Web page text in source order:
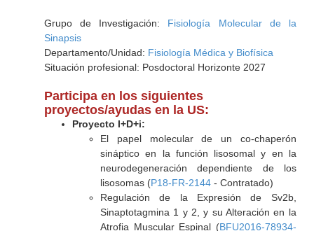
Grupo de Investigación: Fisiología Molecular de la
Sinapsis
Departamento/Unidad: Fisiología Médica y Biofísica
Situación profesional: Posdoctoral Horizonte 2027
Participa en los siguientes
proyectos/ayudas en la US:
Proyecto I+D+i:
El papel molecular de un co-chaperón
sináptico en la función lisosomal y en la
neurodegeneración dependiente de los
lisosomas (P18-FR-2144- Contratado)
Regulación de la Expresión de Sv2b,
Sinaptotagmina 1 y 2, y su Alteración en la
Atrofia Muscular Espinal (BFU2016-78934-